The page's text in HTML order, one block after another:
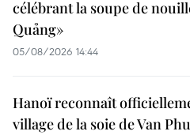
célébrant la soupe de
Quảng»
05/08/2026 14:44
Hanoï reconnaît
village de la soie de Van